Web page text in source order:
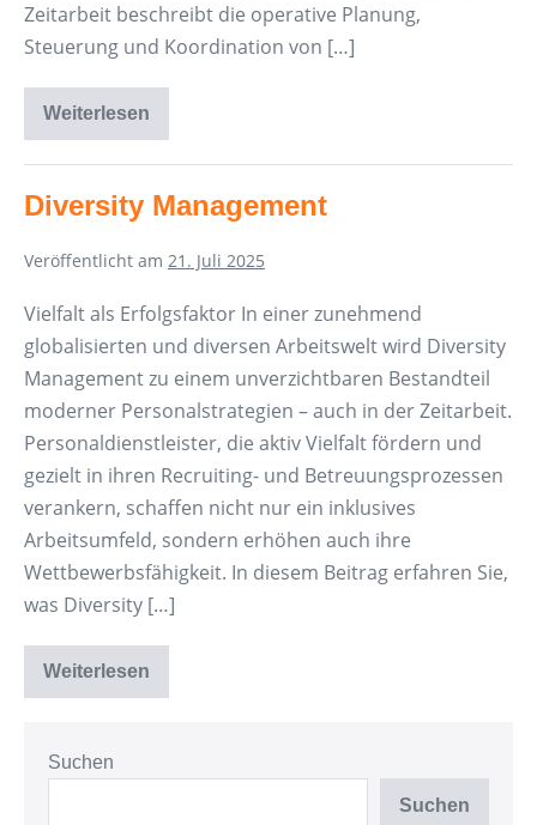
Zeitarbeit beschreibt die operative Planung,
Steuerung und Koordination von […]
Weiterlesen
Disposition
in
der
Diversity Management
Veröffentlicht am 21. Juli 2025
Vielfalt als Erfolgsfaktor In einer zunehmend
globalisierten und diversen Arbeitswelt wird Diversity
Management zu einem unverzichtbaren Bestandteil
moderner Personalstrategien – auch in der Zeitarbeit.
Personaldienstleister, die aktiv Vielfalt fördern und
gezielt in ihren Recruiting- und Betreuungsprozessen
verankern, schaffen nicht nur ein inklusives
Arbeitsumfeld, sondern erhöhen auch ihre
Wettbewerbsfähigkeit. In diesem Beitrag erfahren Sie,
was Diversity […]
Weiterlesen
Diversity
Management
Suchen
Suchen